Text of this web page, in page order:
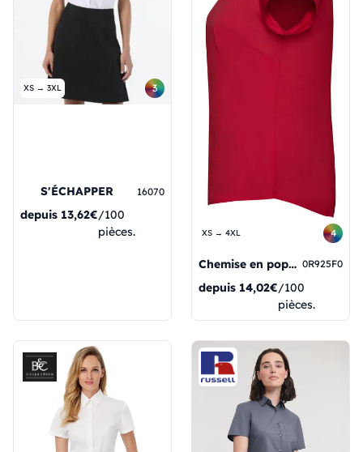
XS → 3XL 3
S'ÉCHAPPER 16070
depuis 13,62€/100
pièces.
XS → 4XL 4
Chemise en popeline à manches courtes pour femme 0R925F0
depuis 14,02€/100
pièces.